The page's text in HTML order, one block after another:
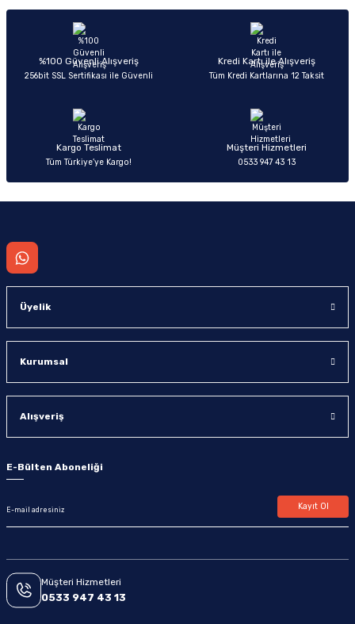
Ürün açıklamasında eksik bilgiler bulunuyor.
Ürün bilgilerinde hatalar bulunuyor.
Ürün fiyatı diğer sitelerden daha pahalı.
Sitemize ilk yorumu siz yapın!
%100 Güvenli Alışveriş
256bit SSL Sertifikası ile Güvenli
Kredi Kartı ile Alışveriş
Tüm Kredi Kartlarına 12 Taksit
Kargo Teslimat
Tüm Türkiye’ye Kargo!
Müşteri Hizmetleri
0533 947 43 13
Üyelik
Kurumsal
Alışveriş
E-Bülten Aboneliği
Kayıt Ol
Müşteri Hizmetleri
0533 947 43 13